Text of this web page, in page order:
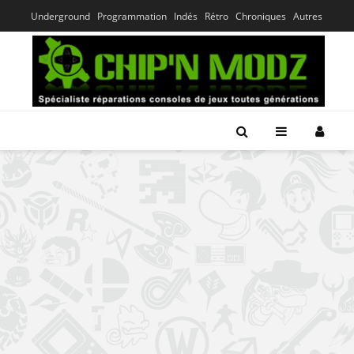
Underground Programmation Indés Rétro Chroniques Autres